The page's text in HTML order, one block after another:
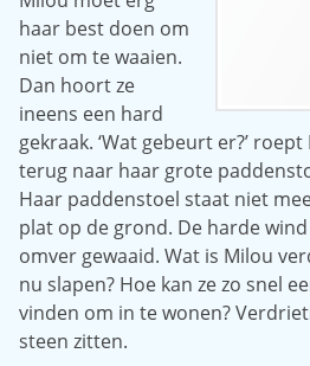
haar best doen om
niet om te waaien.
Dan hoort ze
ineens een hard
gekraak. ‘Wat gebeurt er?’
terug naar haar grote
Haar paddenstoel staat niet
plat op de grond. De harde
omver gewaaid. Wat is Milou
nu slapen? Hoe kan ze zo snel
vinden om in te wonen?
steen zitten.